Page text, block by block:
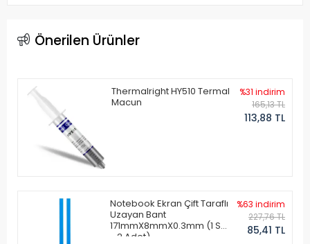
Önerilen Ürünler
Thermalright HY510 Termal
Macun
%31 indirim
165,13 TL
113,88 TL
Notebook Ekran Çift Taraflı
Uzayan Bant
171mmX8mmX0.3mm (1 Set
- 2 Adet)
%63 indirim
227,76 TL
85,41 TL